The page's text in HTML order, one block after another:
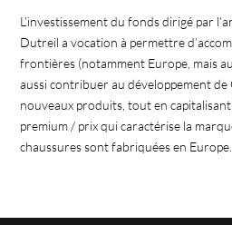
L’investissement du fonds dirigé par
Dutreil a vocation à permettre
frontières (notamment Europe, mais
aussi contribuer au développement
nouveaux produits, tout en
premium / prix qui caractérise la
chaussures sont fabriquées en Europe.